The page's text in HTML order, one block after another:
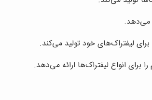
می‌دهد.
لیفتراک‌های خود تولید می‌کند.
برای انواع لیفتراک‌ها ارائه می‌دهد.